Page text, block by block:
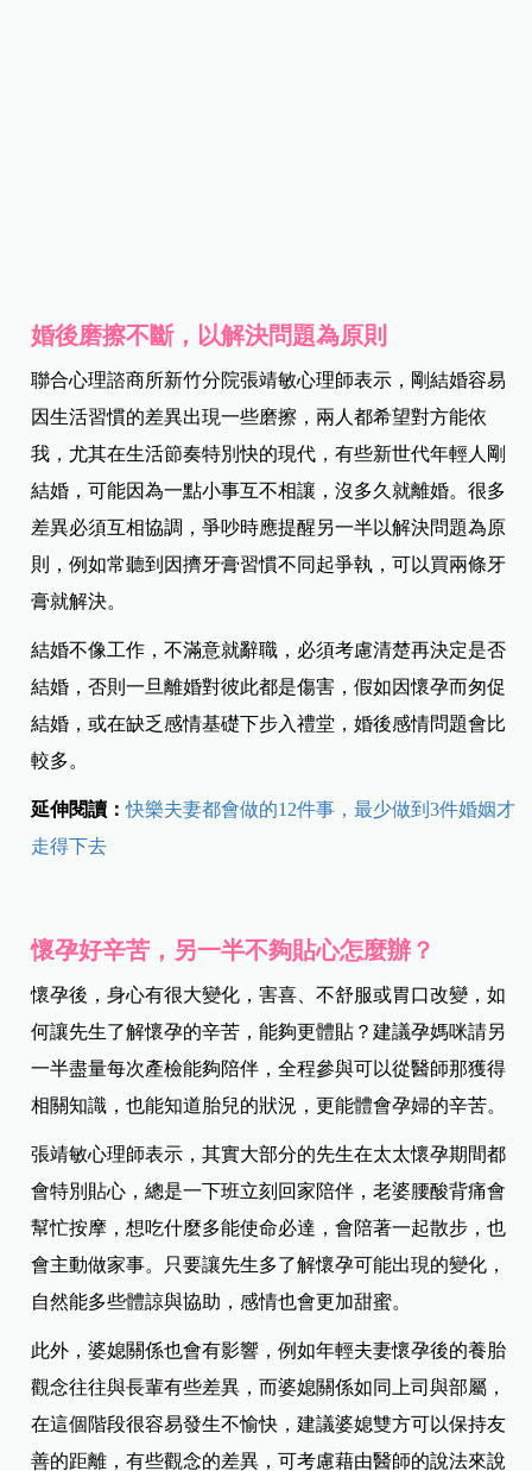
婚後磨擦不斷，以解決問題為原則
聯合心理諮商所新竹分院張靖敏心理師表示，剛結婚容易
因生活習慣的差異出現一些磨擦，兩人都希望對方能依
我，尤其在生活節奏特別快的現代，有些新世代年輕人剛
結婚，可能因為一點小事互不相讓，沒多久就離婚。很多
差異必須互相協調，爭吵時應提醒另一半以解決問題為原
則，例如常聽到因擠牙膏習慣不同起爭執，可以買兩條牙
膏就解決。
結婚不像工作，不滿意就辭職，必須考慮清楚再決定是否
結婚，否則一旦離婚對彼此都是傷害，假如因懷孕而匆促
結婚，或在缺乏感情基礎下步入禮堂，婚後感情問題會比
較多。
延伸閱讀：快樂夫妻都會做的12件事，最少做到3件婚姻才
走得下去
懷孕好辛苦，另一半不夠貼心怎麼辦？
懷孕後，身心有很大變化，害喜、不舒服或胃口改變，如
何讓先生了解懷孕的辛苦，能夠更體貼？建議孕媽咪請另
一半盡量每次產檢能夠陪伴，全程參與可以從醫師那獲得
相關知識，也能知道胎兒的狀況，更能體會孕婦的辛苦。
張靖敏心理師表示，其實大部分的先生在太太懷孕期間都
會特別貼心，總是一下班立刻回家陪伴，老婆腰酸背痛會
幫忙按摩，想吃什麼多能使命必達，會陪著一起散步，也
會主動做家事。只要讓先生多了解懷孕可能出現的變化，
自然能多些體諒與協助，感情也會更加甜蜜。
此外，婆媳關係也會有影響，例如年輕夫妻懷孕後的養胎
觀念往往與長輩有些差異，而婆媳關係如同上司與部屬，
在這個階段很容易發生不愉快，建議婆媳雙方可以保持友
善的距離，有些觀念的差異，可考慮藉由醫師的說法來說